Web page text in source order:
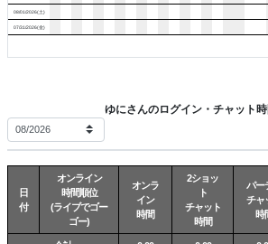
08/01/2026(土)
07/31/2026(金)
ゆにさんのログイン・チャット
日
付
オンライン
時間順位
(ライブでゴー
ゴー)
オンラ
イン
時間
2ショッ
ト
チャット
時間
パー
チャ
時